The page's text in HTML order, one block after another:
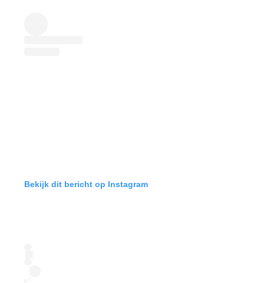
Bekijk dit bericht op Instagram